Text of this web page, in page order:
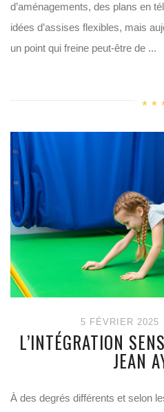
d’aménagements, des plans en
idées d’assises flexibles, mais
un point qui freine peut-être de ...
5 FÉVRIER 2025
L’INTÉGRATION
JEAN
À des degrés différents et selon